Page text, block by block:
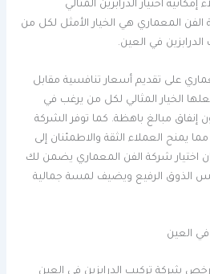
اختيار الدرابزين المثالي
المعماري هي الخيار الأمثل لكل من
في العين.
على تقديم أسعار تنافسية مقابل
الخيار المثالي لكل من يرغب في
إنفاق مبالغ باهظة. كما توفر الشركة
يمنح العملاء الثقة والاطمئنان إلى
اختيار شركة الفن المعماري يضمن لك
الذوق الرفيع ويضيف لمسة جمالية
العين